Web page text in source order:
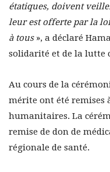
étatiques, doivent
leur est offerte par la
à tous», a déclaré
solidarité et de la lutte
Au cours de la
mérite ont été remises
humanitaires. La
remise de don de
régionale de santé.